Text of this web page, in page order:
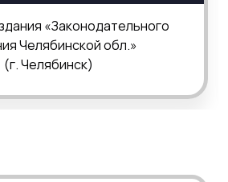
«Законодательного
Челябинской обл.»
(г. Челябинск)